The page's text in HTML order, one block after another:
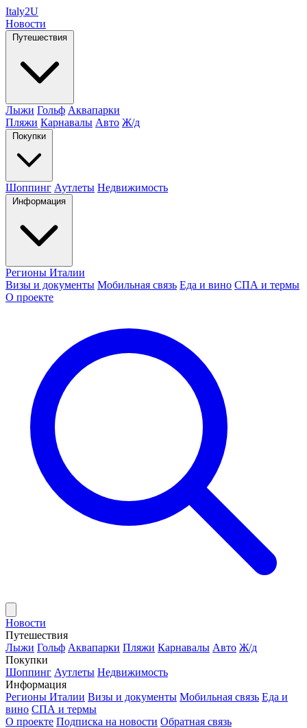
Italy2U
Новости
Путешествия
Лыжи Гольф Аквапарки
Пляжи Карнавалы Авто Ж/д
Покупки
Шоппинг Аутлеты Недвижимость
Информация
Регионы Италии
Визы и документы Мобильная связь Еда и вино СПА и термы
О проекте
Новости
Путешествия
Лыжи Гольф Аквапарки Пляжи Карнавалы Авто Ж/д
Покупки
Шоппинг Аутлеты Недвижимость
Информация
Регионы Италии Визы и документы Мобильная связь Еда и
вино СПА и термы
О проекте Подписка на новости Обратная связь